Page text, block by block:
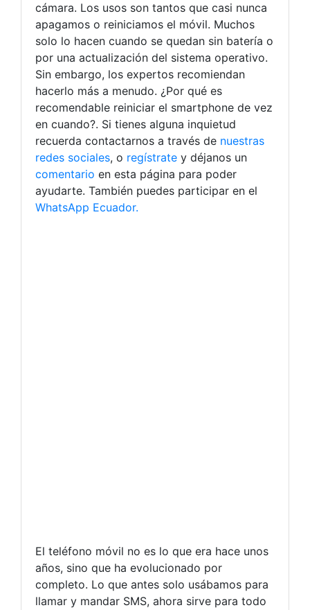
cámara. Los usos son tantos que casi nunca
apagamos o reiniciamos el móvil. Muchos
solo lo hacen cuando se quedan sin batería o
por una actualización del sistema operativo.
Sin embargo, los expertos recomiendan
hacerlo más a menudo. ¿Por qué es
recomendable reiniciar el smartphone de vez
en cuando?. Si tienes alguna inquietud
recuerda contactarnos a través de nuestras
redes sociales, o regístrate y déjanos un
comentario en esta página para poder
ayudarte. También puedes participar en el
WhatsApp Ecuador.
El teléfono móvil no es lo que era hace unos
años, sino que ha evolucionado por
completo. Lo que antes solo usábamos para
llamar y mandar SMS, ahora sirve para todo